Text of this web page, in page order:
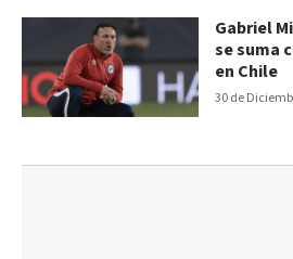
30 de
Gabriel
se suma
en Chile